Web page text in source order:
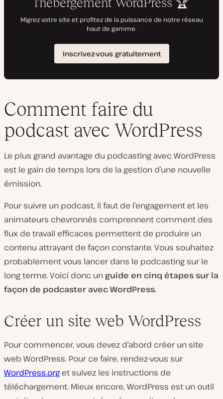
Comment faire du
podcast avec WordPress
Le plus grand avantage du podcasting avec WordPress
est le gain de temps lors de la gestion d’une nouvelle
émission.
Pour suivre un podcast, il faut de l’engagement et les
animateurs chevronnés comprennent comment des
flux de travail efficaces permettent de produire un
contenu attrayant de façon constante. Vous souhaitez
probablement vous lancer dans le podcasting sur le
long terme. Voici donc unguide en cinq étapes sur la
façon de podcaster avec WordPress.
Créer un site web WordPress
Pour commencer, vous devez d’abord créer un site
web WordPress. Pour ce faire, rendez-vous sur
WordPress.org et suivez les instructions de
téléchargement. Mieux encore, WordPress est un outil